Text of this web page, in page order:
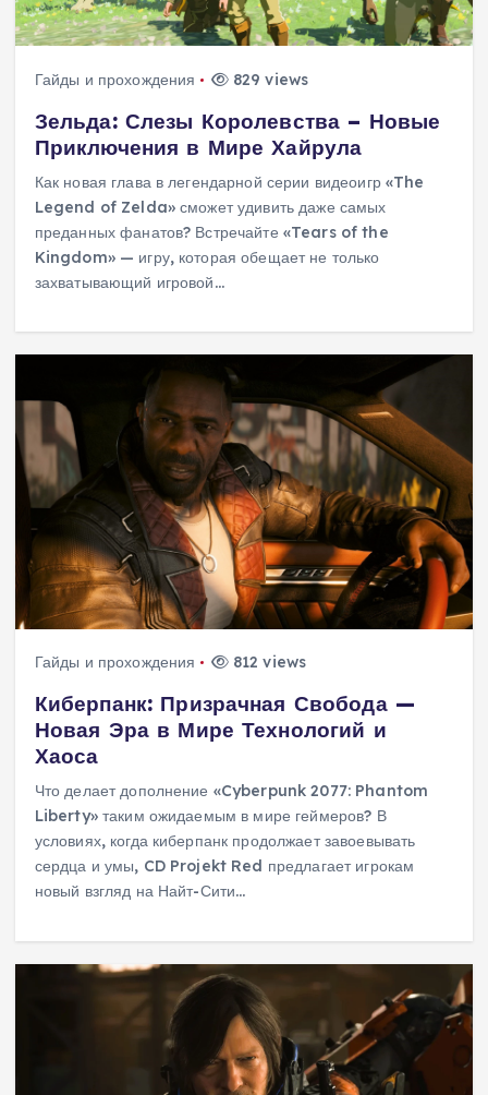
Гайды и прохождения 829 views
Зельда: Слезы Королевства – Новые
Приключения в Мире Хайрула
Как новая глава в легендарной серии видеоигр «The
Legend of Zelda» сможет удивить даже самых
преданных фанатов? Встречайте «Tears of the
Kingdom» — игру, которая обещает не только
захватывающий игровой…
Гайды и прохождения 812 views
Киберпанк: Призрачная Свобода —
Новая Эра в Мире Технологий и
Хаоса
Что делает дополнение «Cyberpunk 2077: Phantom
Liberty» таким ожидаемым в мире геймеров? В
условиях, когда киберпанк продолжает завоевывать
сердца и умы, CD Projekt Red предлагает игрокам
новый взгляд на Найт-Сити…